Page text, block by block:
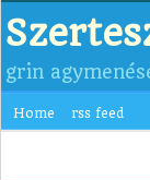
grin
Home rss feed